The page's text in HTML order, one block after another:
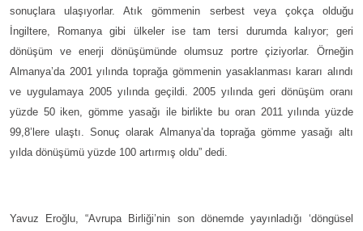
sonuçlara ulaşıyorlar. Atık gömmenin serbest veya çokça olduğu
İngiltere, Romanya gibi ülkeler ise tam tersi durumda kalıyor; geri
dönüşüm ve enerji dönüşümünde olumsuz portre çiziyorlar. Örneğin
Almanya’da 2001 yılında toprağa gömmenin yasaklanması kararı alındı
ve uygulamaya 2005 yılında geçildi. 2005 yılında geri dönüşüm oranı
yüzde 50 iken, gömme yasağı ile birlikte bu oran 2011 yılında yüzde
99,8’lere ulaştı. Sonuç olarak Almanya’da toprağa gömme yasağı altı
yılda dönüşümü yüzde 100 artırmış oldu” dedi.
Yavuz Eroğlu, “Avrupa Birliği’nin son dönemde yayınladığı ‘döngüsel